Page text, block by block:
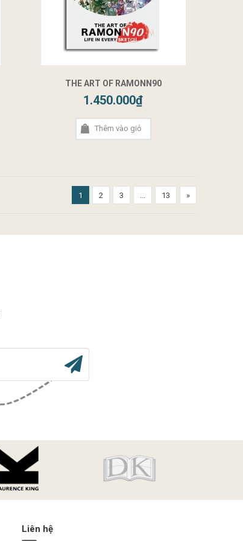
THE ART OF RAMONN90
1.450.000₫
Thêm vào giỏ
1 2 3 ... 13 »
Liên hệ